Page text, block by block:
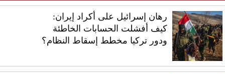
رهان إسرائيل على أكراد إيران:
كيف أفشلت الحسابات الخاطئة
ودور تركيا مخطط إسقاط النظام؟